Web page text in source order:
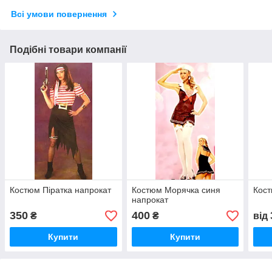
Всі умови повернення
Подібні товари компанії
Костюм Піратка напрокат
350 ₴
Купити
Костюм Морячка синя
напрокат
400₴
Купити
від